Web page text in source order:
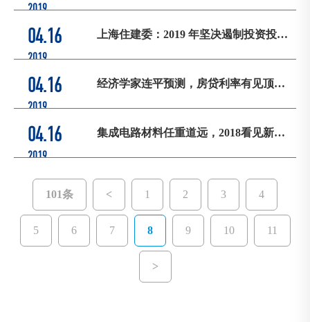
2019
04.16
2019
上海住建委：2019 年坚决遏制投资投机
04.16
2019
经济学家连平预测，房贷利率有见顶回
04.16
2019
集成电路材料任重道远，2018看见新希
101条 < 1 2 3 4
5 6 7 8 9 10 11
>